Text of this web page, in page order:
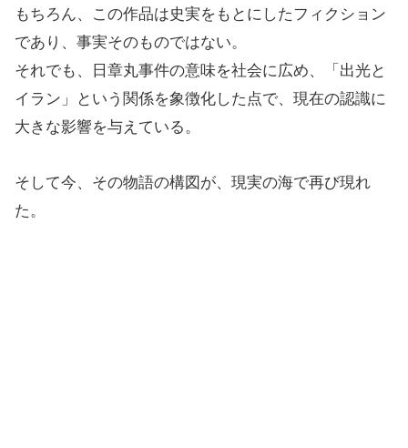
もちろん、この作品は史実をもとにしたフィクション
であり、事実そのものではない。
それでも、日章丸事件の意味を社会に広め、「出光と
イラン」という関係を象徴化した点で、現在の認識に
大きな影響を与えている。
そして今、その物語の構図が、現実の海で再び現れ
た。